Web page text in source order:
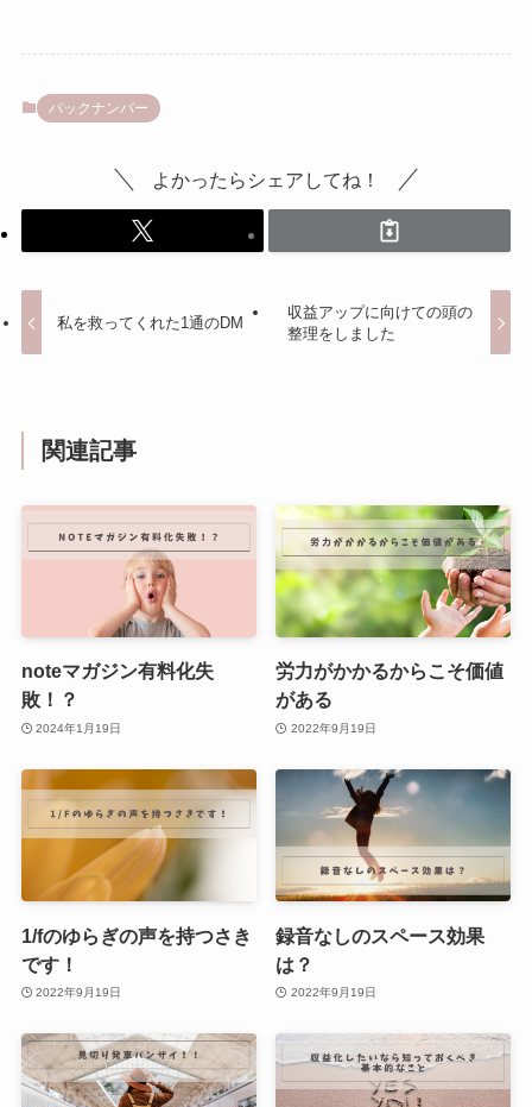
バックナンバー
よかったらシェアしてね！
私を救ってくれた1通のDM
収益アップに向けての頭の
整理をしました
関連記事
noteマガジン有料化失
敗！？
2024年1月19日
労力がかかるからこそ価値
がある
2022年9月19日
1/fのゆらぎの声を持つさき
です！
2022年9月19日
録音なしのスペース効果
は？
2022年9月19日